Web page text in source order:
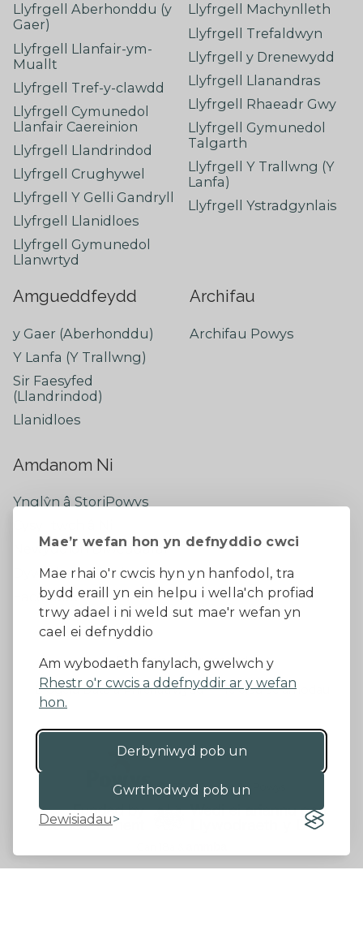
Mae’r wefan hon yn defnyddio cwci
Mae rhai o'r cwcis hyn yn hanfodol, tra
bydd eraill yn ein helpu i wella'ch profiad
trwy adael i ni weld sut mae'r wefan yn
cael ei defnyddio
Am wybodaeth fanylach, gwelwch y
Rhestr o'r cwcis a ddefnyddir ar y wefan
hon.
Derbyniwyd pob un
Gwrthodwyd pob un
Dewisiadau
Llyfrgell Aberhonddu (y
Gaer)
Llyfrgell Llanfair-ym-
Muallt
Llyfrgell Tref-y-clawdd
Llyfrgell Cymunedol
Llanfair Caereinion
Llyfrgell Llandrindod
Llyfrgell Crughywel
Llyfrgell Y Gelli Gandryll
Llyfrgell Llanidloes
Llyfrgell Gymunedol
Llanwrtyd
Llyfrgell Machynlleth
Llyfrgell Trefaldwyn
Llyfrgell y Drenewydd
Llyfrgell Llanandras
Llyfrgell Rhaeadr Gwy
Llyfrgell Gymunedol
Talgarth
Llyfrgell Y Trallwng (Y
Lanfa)
Llyfrgell Ystradgynlais
Amgueddfeydd
y Gaer (Aberhonddu)
Y Lanfa (Y Trallwng)
Sir Faesyfed
(Llandrindod)
Llanidloes
Archifau
Archifau Powys
Amdanom Ni
Ynglŷn â StoriPowys
Newyddion Diweddaraf
Dywedwch eich barn
Facebook
Datganiad Hygyrchedd
Diogelu Data a Phreifatrwydd
Telerau ac amodau
©2026 - Cyngor Sir Powys